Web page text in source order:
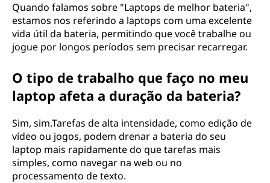
Quando falamos sobre "Laptops de melhor bateria",
estamos nos referindo a laptops com uma excelente
vida útil da bateria, permitindo que você trabalhe ou
jogue por longos períodos sem precisar recarregar.
O tipo de trabalho que faço no meu
laptop afeta a duração da bateria?
Sim, sim.Tarefas de alta intensidade, como edição de
vídeo ou jogos, podem drenar a bateria do seu
laptop mais rapidamente do que tarefas mais
simples, como navegar na web ou no
processamento de texto.